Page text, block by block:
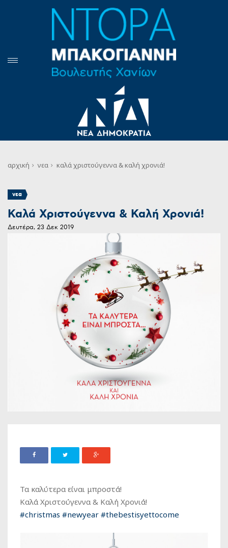
αρχική νεα καλά χριστούγεννα & καλή χρονιά!
νεα
Καλά Χριστούγεννα & Καλή Χρονιά!
Δευτέρα, 23 Δεκ 2019
Τα καλύτερα είναι μπροστά!
Καλά Χριστούγεννα & Καλή Χρονιά!
#christmas #newyear #thebestisyettocome